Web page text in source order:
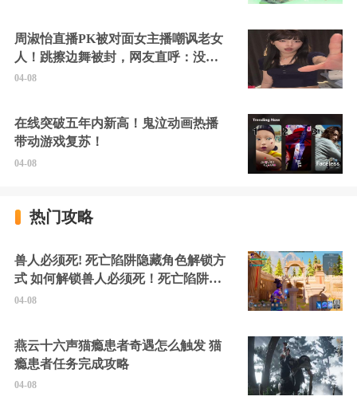
周淑怡直播PK被对面女主播嘲讽老女
人！跳擦边舞被封，网友直呼：没边
硬擦封的好！
04-08
在线突破五年内新高！鬼泣动画热播
带动游戏复苏！
04-08
热门攻略
兽人必须死! 死亡陷阱隐藏角色解锁方
式 如何解锁兽人必须死！死亡陷阱中
的隐藏角色
04-08
燕云十六声猫瘾患者奇遇怎么触发 猫
瘾患者任务完成攻略
04-08